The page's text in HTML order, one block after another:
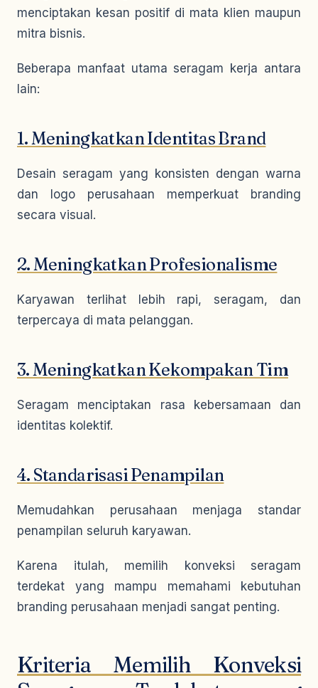
menciptakan kesan positif di mata klien maupun
mitra bisnis.
Beberapa manfaat utama seragam kerja antara
lain:
1. Meningkatkan Identitas Brand
Desain seragam yang konsisten dengan warna
dan logo perusahaan memperkuat branding
secara visual.
2. Meningkatkan Profesionalisme
Karyawan terlihat lebih rapi, seragam, dan
terpercaya di mata pelanggan.
3. Meningkatkan Kekompakan Tim
Seragam menciptakan rasa kebersamaan dan
identitas kolektif.
4. Standarisasi Penampilan
Memudahkan perusahaan menjaga standar
penampilan seluruh karyawan.
Karena itulah, memilih konveksi seragam
terdekat yang mampu memahami kebutuhan
branding perusahaan menjadi sangat penting.
Kriteria Memilih Konveksi